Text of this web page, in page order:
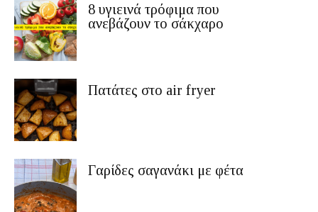
8 υγιεινά τρόφιμα που
ανεβάζουν το σάκχαρο
Πατάτες στο air fryer
Γαρίδες σαγανάκι με φέτα